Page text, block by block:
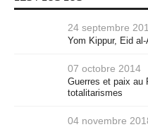
24 septembre
Yom Kippur, Eid
07 octobre 2014
Guerres et paix au
totalitarismes
04 novembre